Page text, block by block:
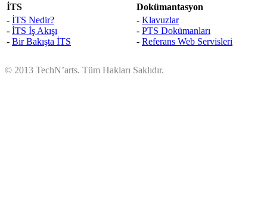
İTS
Dokümantasyon
- İTS Nedir?
- İTS İş Akışı
- Bir Bakışta İTS
- Klavuzlar
- PTS Dokümanları
- Referans Web Servisleri
© 2013 TechN’arts. Tüm Hakları Saklıdır.